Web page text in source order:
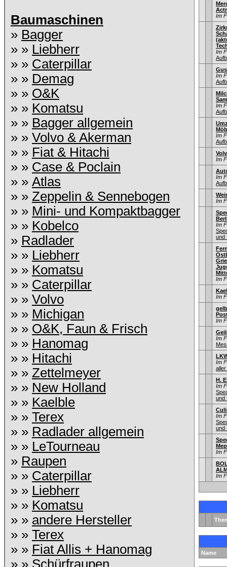
Baumaschinen
» Bagger
» » Liebherr
» » Caterpillar
» » Demag
» » O&K
» » Komatsu
» » Bagger allgemein
» » Volvo & Akerman
» » Fiat & Hitachi
» » Case & Poclain
» » Atlas
» » Zeppelin & Sennebogen
» » Mini- und Kompaktbagger
» » Kobelco
» Radlader
» » Liebherr
» » Komatsu
» » Caterpillar
» » Volvo
» » Michigan
» » O&K, Faun & Frisch
» » Hanomag
» » Hitachi
» » Zettelmeyer
» » New Holland
» » Kaelble
» » Terex
» » Radlader allgemein
» » LeTourneau
» Raupen
» » Caterpillar
» » Liebherr
» » Komatsu
» » andere Hersteller
» » Terex
» » Fiat Allis + Hanomag
» » Schürfraupen
Im
Im
Im
Im
Im
Im
Im
Im
Im
und
Im
Im
Im
Im
Im
aller
H.
Im
und
Im
und
Im
Im
Name